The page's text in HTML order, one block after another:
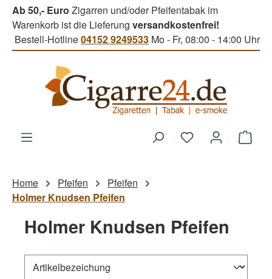
Zum Hauptinhalt springen
Ab 50,- Euro Zigarren und/oder Pfeifentabak im
Warenkorb ist die Lieferung versandkostenfrei!
Bestell-Hotline04152 9249533 Mo - Fr, 08:00 - 14:00 Uhr
Du hast 0
Home Pfeifen
Pfeifen
Holmer Knudsen Pfeifen
Holmer Knudsen Pfeifen